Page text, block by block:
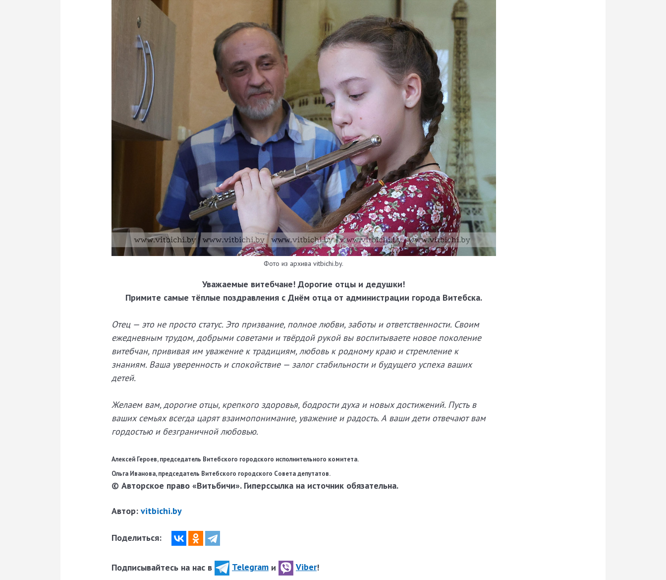
Фото из архива vitbichi.by.
Уважаемые витебчане! Дорогие отцы и дедушки!
Примите самые тёплые поздравления с Днём отца от администрации города Витебска.
Отец — это не просто статус. Это призвание, полное любви, заботы и ответственности. Своим
ежедневным трудом, добрыми советами и твёрдой рукой вы воспитываете новое поколение
витебчан, прививая им уважение к традициям, любовь к родному краю и стремление к
знаниям. Ваша уверенность и спокойствие — залог стабильности и будущего успеха ваших
детей.
Желаем вам, дорогие отцы, крепкого здоровья, бодрости духа и новых достижений. Пусть в
ваших семьях всегда царят взаимопонимание, уважение и радость. А ваши дети отвечают вам
гордостью и безграничной любовью.
Алексей Героев, председатель Витебского городского исполнительного комитета.
Ольга Иванова, председатель Витебского городского Совета депутатов.
© Авторское право «Витьбичи». Гиперссылка на источник обязательна.
Автор: vitbichi.by
Поделиться:
Подписывайтесь на нас в Telegram и Viber!